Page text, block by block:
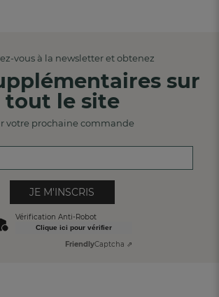
vous à la newsletter et obtenez
sur
tout le site
votre prochaine commande
JE M'INSCRIS
Vérification Anti-Robot
Clique ici pour vérifier
FriendlyCaptcha ⇗